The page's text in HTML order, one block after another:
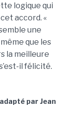
logique qui
accord. «
une
que les
la meilleure
il félicité.
par Jean